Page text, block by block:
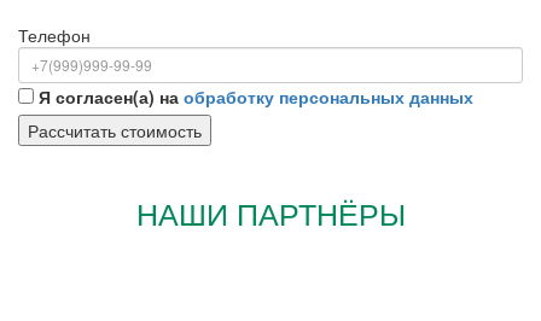
Телефон
Я согласен(а) на обработку персональных данных
НАШИ ПАРТНЁРЫ